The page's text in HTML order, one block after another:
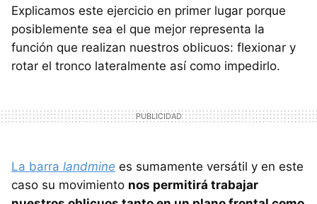
Explicamos este ejercicio en primer lugar porque
posiblemente sea el que mejor representa la
función que realizan nuestros oblicuos: flexionar y
rotar el tronco lateralmente así como impedirlo.
La barra landmine es sumamente versátil y en este
caso su movimiento nos permitirá trabajar